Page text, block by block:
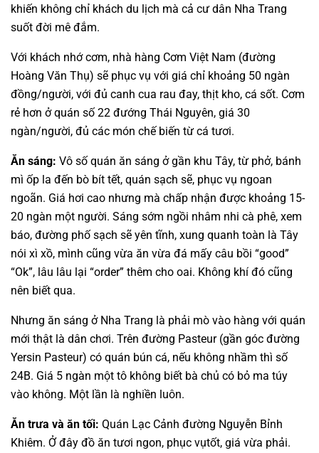
khiến không chỉ khách du lịch mà cả cư dân Nha Trang
suốt đời mê đắm.
Với khách nhớ cơm, nhà hàng Cơm Việt Nam (đường
Hoàng Văn Thụ) sẽ phục vụ với giá chỉ khoảng 50 ngàn
đồng/người, với đủ canh cua rau đay, thịt kho, cá sốt. Cơm
rẻ hơn ở quán số 22 đướng Thái Nguyên, giá 30
ngàn/người, đủ các món chế biến từ cá tươi.
Ăn sáng: Vô số quán ăn sáng ở gần khu Tây, từ phở, bánh
mì ốp la đến bò bít tết, quán sạch sẽ, phục vụ ngoan
ngoãn. Giá hơi cao nhưng mà chấp nhận được khoảng 15-
20 ngàn một người. Sáng sớm ngồi nhâm nhi cà phê, xem
báo, đường phố sạch sẽ yên tĩnh, xung quanh toàn là Tây
nói xì xồ, mình cũng vừa ăn vừa đá mấy câu bồi “good”
“Ok”, lâu lâu lại “order” thêm cho oai. Không khí đó cũng
nên biết qua.
Nhưng ăn sáng ở Nha Trang là phải mò vào hàng với quán
mới thật là dân chơi. Trên đường Pasteur (gần góc đường
Yersin Pasteur) có quán bún cá, nếu không nhầm thì số
24B. Giá 5 ngàn một tô không biết bà chủ có bỏ ma túy
vào không. Một lần là nghiền luôn.
Ăn trưa và ăn tối: Quán Lạc Cảnh đường Nguyễn Bỉnh
Khiêm. Ở đây đồ ăn tươi ngon, phục vụtốt, giá vừa phải.